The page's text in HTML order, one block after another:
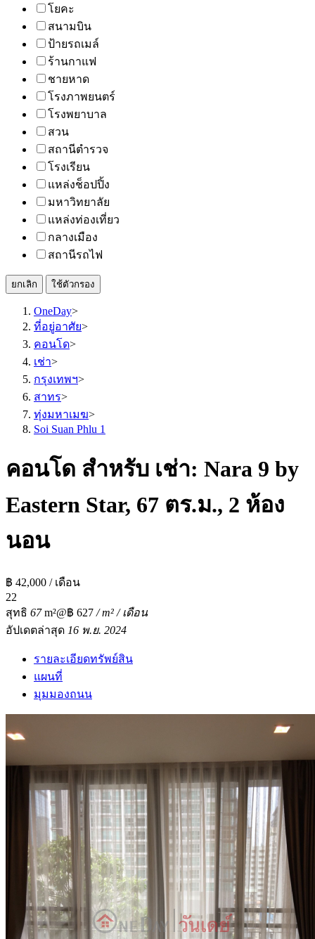
โยคะ
สนามบิน
ป้ายรถเมล์
ร้านกาแฟ
ชายหาด
โรงภาพยนตร์
โรงพยาบาล
สวน
สถานีตำรวจ
โรงเรียน
แหล่งช็อปปิ้ง
มหาวิทยาลัย
แหล่งท่องเที่ยว
กลางเมือง
สถานีรถไฟ
ยกเลิก ใช้ตัวกรอง
OneDay>
ที่อยู่อาศัย>
คอนโด>
เช่า>
กรุงเทพฯ>
สาทร>
ทุ่งมหาเมฆ>
Soi Suan Phlu 1
คอนโด สำหรับ เช่า: Nara 9 by
Eastern Star, 67 ตร.ม., 2 ห้อง
นอน
฿ 42,000 / เดือน
22
สุทธิ 67m²@฿ 627 / m² / เดือน
อัปเดตล่าสุด 16 พ.ย. 2024
รายละเอียดทรัพย์สิน
แผนที่
มุมมองถนน